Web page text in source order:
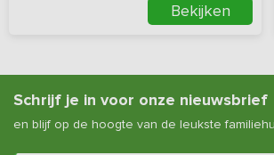
Bekijken
Schrijf je in voor onze nieuwsbrief
en blijf op de hoogte van de leukste